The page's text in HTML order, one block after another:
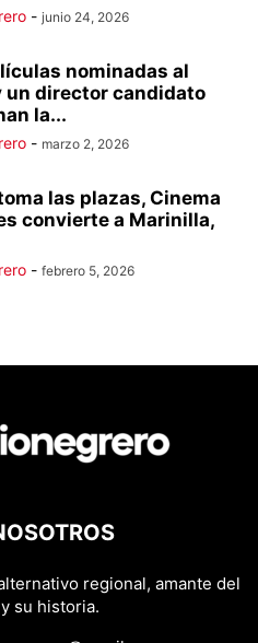
- junio 24, 2026
nominadas al
un director candidato
la...
- marzo 2, 2026
las plazas, Cinema
convierte a Marinilla,
- febrero 5, 2026
regional, amante del
su historia.